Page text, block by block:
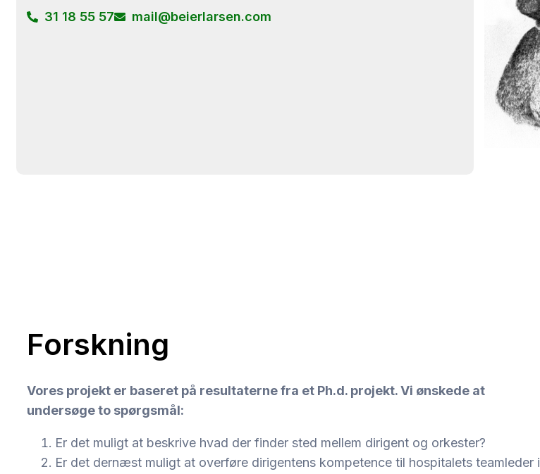
31 18 55 57 mail@beierlarsen.com
Forskning
Vores projekt er baseret på resultaterne fra et Ph.d. projekt. Vi ønskede at
undersøge to spørgsmål:
Er det muligt at beskrive hvad der finder sted mellem dirigent og orkester?
Er det dernæst muligt at overføre dirigentens kompetence til hospitalets teamleder i